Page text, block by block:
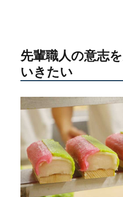
先輩職人の意志
いきたい